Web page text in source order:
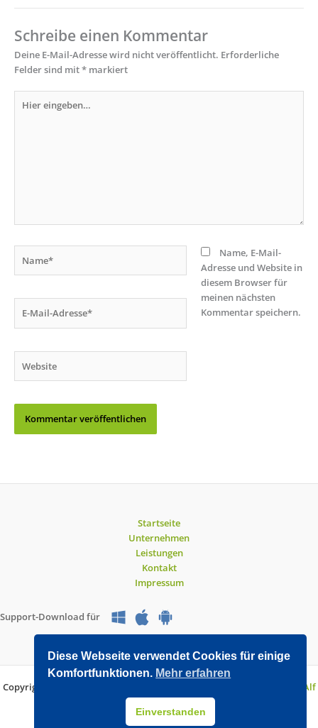
Schreibe einen Kommentar
Deine E-Mail-Adresse wird nicht veröffentlicht. Erforderliche
Felder sind mit* markiert
eingeben…
Mail-
Name, E-Mail-
Adresse und Website in
diesem Browser für
meinen nächsten
Kommentar speichern.
Startseite
Unternehmen
Leistungen
Kontakt
Impressum
Support-Download für
Copyright © 2026 O&V DATEC GmbH | Entwickelt mit WordPress von
Alf
Drollinger
Diese Webseite verwendet Cookies für einige
Komfortfunktionen. Mehr erfahren
Einverstanden